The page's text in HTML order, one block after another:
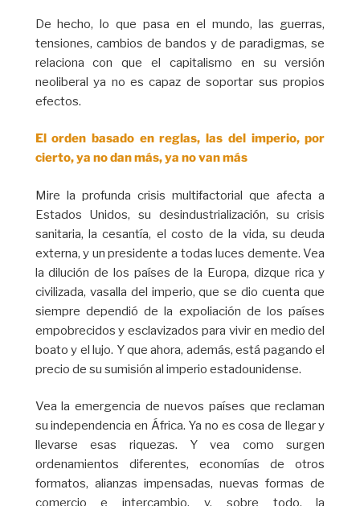
De hecho, lo que pasa en el mundo, las guerras,
tensiones, cambios de bandos y de paradigmas, se
relaciona con que el capitalismo en su versión
neoliberal ya no es capaz de soportar sus propios
efectos.
El orden basado en reglas, las del imperio, por
cierto, ya no dan más, ya no van más
Mire la profunda crisis multifactorial que afecta a
Estados Unidos, su desindustrialización, su crisis
sanitaria, la cesantía, el costo de la vida, su deuda
externa, y un presidente a todas luces demente. Vea
la dilución de los países de la Europa, dizque rica y
civilizada, vasalla del imperio, que se dio cuenta que
siempre dependió de la expoliación de los países
empobrecidos y esclavizados para vivir en medio del
boato y el lujo. Y que ahora, además, está pagando el
precio de su sumisión al imperio estadounidense.
Vea la emergencia de nuevos países que reclaman
su independencia en África. Ya no es cosa de llegar y
llevarse esas riquezas. Y vea como surgen
ordenamientos diferentes, economías de otros
formatos, alianzas impensadas, nuevas formas de